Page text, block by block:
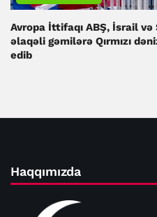
Avropa İttifaqı ABŞ, İsrail
əlaqəli gəmilərə Qırmızı
edib
Haqqımızda